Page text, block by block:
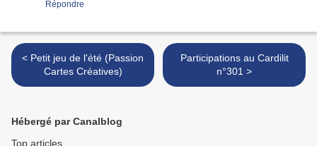
Répondre
< Petit jeu de l'été (Passion
Cartes Créatives)
Participations au Cardilit
n°301 >
Hébergé par Canalblog
Top articles